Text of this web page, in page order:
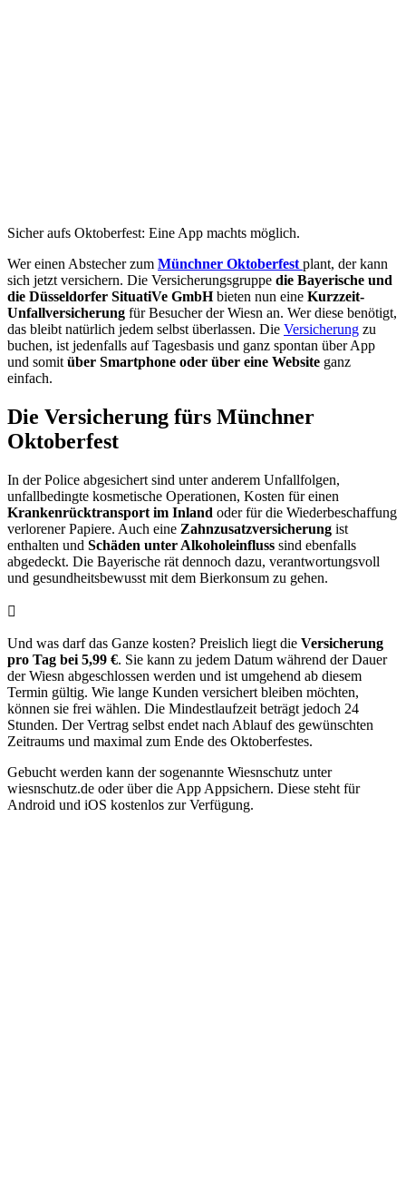
Sicher aufs Oktoberfest: Eine App machts möglich.
Wer einen Abstecher zum Münchner Oktoberfest plant, der kann
sich jetzt versichern. Die Versicherungsgruppe die Bayerische und
die Düsseldorfer SituatiVe GmbHbieten nun eine Kurzzeit-
Unfallversicherung für Besucher der Wiesn an. Wer diese benötigt,
das bleibt natürlich jedem selbst überlassen. Die Versicherung zu
buchen, ist jedenfalls auf Tagesbasis und ganz spontan über App
und somit über Smartphone oder über eine Website ganz
einfach.
Die Versicherung fürs Münchner
Oktoberfest
In der Police abgesichert sind unter anderem Unfallfolgen,
unfallbedingte kosmetische Operationen, Kosten für einen
Krankenrücktransport im Inland oder für die Wiederbeschaffung
verlorener Papiere. Auch eine Zahnzusatzversicherung ist
enthalten und Schäden unter Alkoholeinfluss sind ebenfalls
abgedeckt. Die Bayerische rät dennoch dazu, verantwortungsvoll
und gesundheitsbewusst mit dem Bierkonsum zu gehen.
Und was darf das Ganze kosten? Preislich liegt die Versicherung
pro Tag bei 5,99 €. Sie kann zu jedem Datum während der Dauer
der Wiesn abgeschlossen werden und ist umgehend ab diesem
Termin gültig. Wie lange Kunden versichert bleiben möchten,
können sie frei wählen. Die Mindestlaufzeit beträgt jedoch 24
Stunden. Der Vertrag selbst endet nach Ablauf des gewünschten
Zeitraums und maximal zum Ende des Oktoberfestes.
Gebucht werden kann der sogenannte Wiesnschutz unter
wiesnschutz.de oder über die App Appsichern. Diese steht für
Android und iOS kostenlos zur Verfügung.